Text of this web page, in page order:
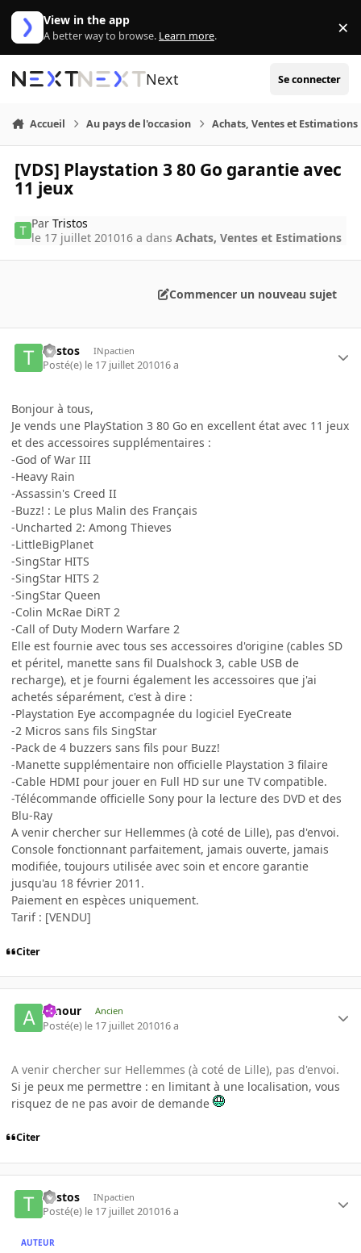
Aller au contenu
View in the app
A better way to browse. Learn more. ×
Next Se connecter
Accueil Au pays de l'occasion Achats, Ventes et Estimations
[VDS] Playstation 3 80 Go garantie avec
11 jeux
ParTristos
le 17 juillet 201016 a dansAchats, Ventes et Estimations
Commencer un nouveau sujet
Tristos INpactien
Posté(e) le 17 juillet 201016 a
Bonjour à tous,
Je vends une PlayStation 3 80 Go en excellent état avec 11 jeux
et des accessoires supplémentaires :
-God of War III
-Heavy Rain
-Assassin's Creed II
-Buzz! : Le plus Malin des Français
-Uncharted 2: Among Thieves
-LittleBigPlanet
-SingStar HITS
-SingStar HITS 2
-SingStar Queen
-Colin McRae DiRT 2
-Call of Duty Modern Warfare 2
Elle est fournie avec tous ses accessoires d'origine (cables SD
et péritel, manette sans fil Dualshock 3, cable USB de
recharge), et je fourni également les accessoires que j'ai
achetés séparément, c'est à dire :
-Playstation Eye accompagnée du logiciel EyeCreate
-2 Micros sans fils SingStar
-Pack de 4 buzzers sans fils pour Buzz!
-Manette supplémentaire non officielle Playstation 3 filaire
-Cable HDMI pour jouer en Full HD sur une TV compatible.
-Télécommande officielle Sony pour la lecture des DVD et des
Blu-Ray
A venir chercher sur Hellemmes (à coté de Lille), pas d'envoi.
Console fonctionnant parfaitement, jamais ouverte, jamais
modifiée, toujours utilisée avec soin et encore garantie
jusqu'au 18 février 2011.
Paiement en espèces uniquement.
Tarif : [VENDU]
Citer
Amour Ancien
Posté(e) le 17 juillet 201016 a
A venir chercher sur Hellemmes (à coté de Lille), pas d'envoi.
Si je peux me permettre : en limitant à une localisation, vous
risquez de ne pas avoir de demande
Citer
Tristos INpactien
Posté(e) le 17 juillet 201016 a
AUTEUR